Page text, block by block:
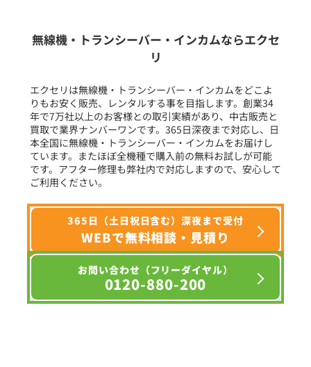
フリーワード入力(製品名等)
選択条件をリセット
無線機・トランシーバー・インカムならエクセ
リ
エクセリは無線機・トランシーバー・インカムをどこよ
りもお安く販売、レンタルする事を目指します。創業34
年で7万社以上のお客様との取引実績があり、中古販売と
買取で業界ナンバーワンです。365日深夜まで対応し、日
本全国に無線機・トランシーバー・インカムをお届けし
ています。またほぼ全機種で購入前の無料お試しが可能
です。アフター修理も弊社内で対応しますので、安心して
ご利用ください。
365日（土日祝日含む）深夜まで受付
WEBで無料相談・見積り
お問い合わせ（フリーダイヤル）
0120-880-200